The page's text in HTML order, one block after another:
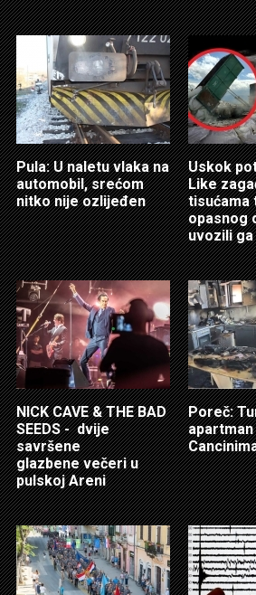
Pula: U naletu vlaka na
automobil, srećom
nitko nije ozlijeđen
Uskok
Like
tisućama
opasnog
uvozili
NICK CAVE & THE BAD
SEEDS - dvije
savršene
glazbene večeri u
pulskoj Areni
Poreč:
apartman